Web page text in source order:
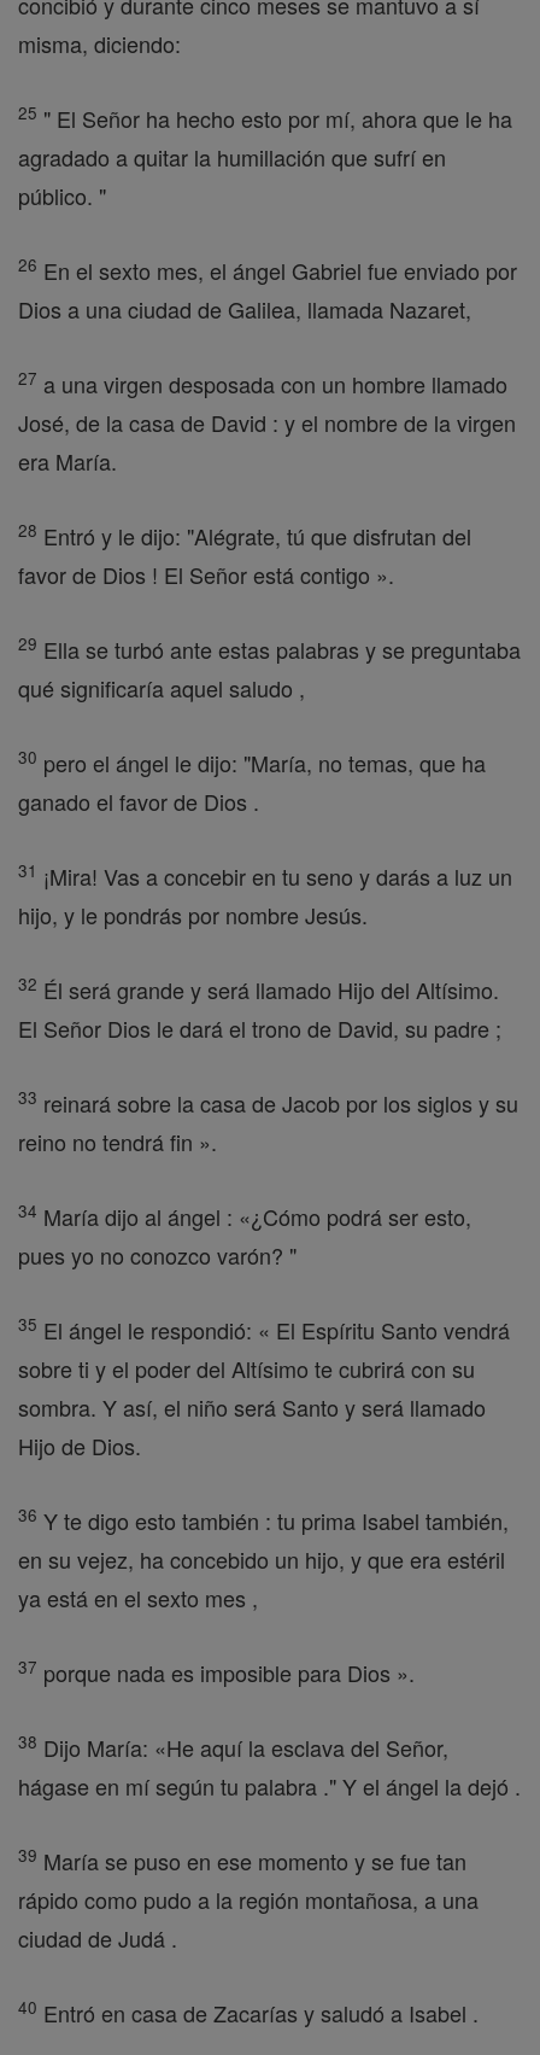
misma, diciendo:
25 " El Señor ha hecho esto por mí, ahora que le ha
agradado a quitar la humillación que sufrí en
público. "
26 En el sexto mes, el ángel Gabriel fue enviado por
Dios a una ciudad de Galilea, llamada Nazaret,
27 a una virgen desposada con un hombre llamado
José, de la casa de David : y el nombre de la virgen
era María.
28 Entró y le dijo: "Alégrate, tú que disfrutan del
favor de Dios ! El Señor está contigo ».
29 Ella se turbó ante estas palabras y se preguntaba
qué significaría aquel saludo ,
30 pero el ángel le dijo: "María, no temas, que ha
ganado el favor de Dios .
31 ¡Mira! Vas a concebir en tu seno y darás a luz un
hijo, y le pondrás por nombre Jesús.
32 Él será grande y será llamado Hijo del Altísimo.
El Señor Dios le dará el trono de David, su padre ;
33 reinará sobre la casa de Jacob por los siglos y su
reino no tendrá fin ».
34 María dijo al ángel : «¿Cómo podrá ser esto,
pues yo no conozco varón? "
35 El ángel le respondió: « El Espíritu Santo vendrá
sobre ti y el poder del Altísimo te cubrirá con su
sombra. Y así, el niño será Santo y será llamado
Hijo de Dios.
36 Y te digo esto también : tu prima Isabel también,
en su vejez, ha concebido un hijo, y que era estéril
ya está en el sexto mes ,
37 porque nada es imposible para Dios ».
38 Dijo María: «He aquí la esclava del Señor,
hágase en mí según tu palabra ." Y el ángel la dejó .
39 María se puso en ese momento y se fue tan
rápido como pudo a la región montañosa, a una
ciudad de Judá .
40 Entró en casa de Zacarías y saludó a Isabel .